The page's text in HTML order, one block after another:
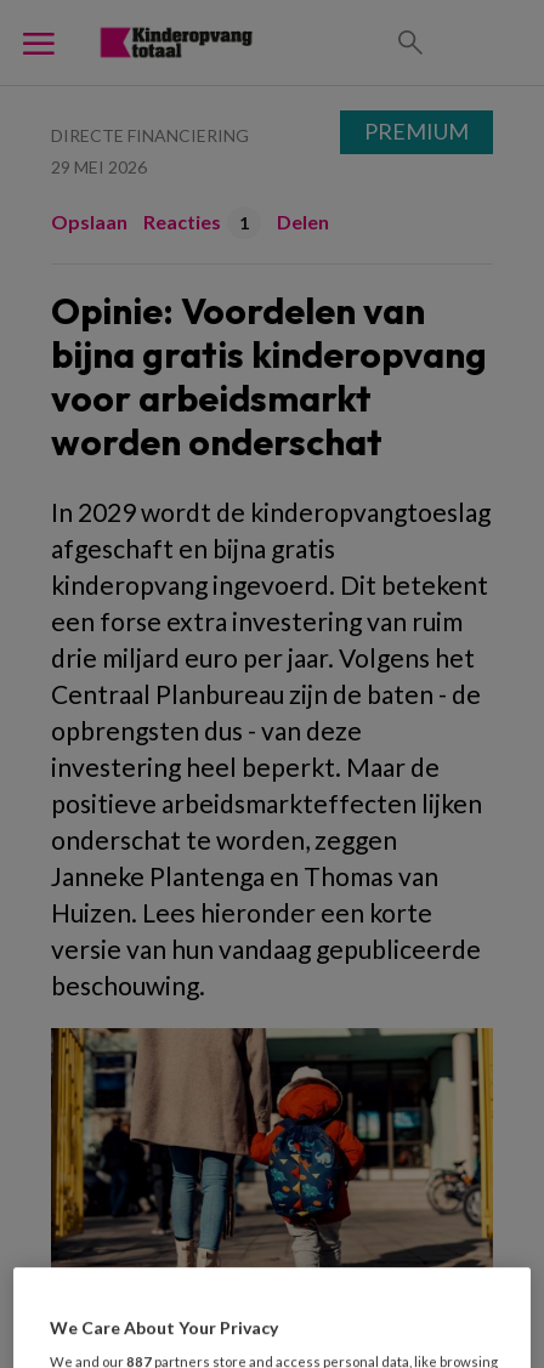
DIRECTE FINANCIERING
29 MEI 2026
Opslaan Reacties 1 Delen
Opinie: Voordelen van
bijna gratis kinderopvang
voor arbeidsmarkt
worden onderschat
In 2029 wordt de kinderopvangtoeslag
afgeschaft en bijna gratis
kinderopvang ingevoerd. Dit betekent
een forse extra investering van ruim
drie miljard euro per jaar. Volgens het
Centraal Planbureau zijn de baten - de
opbrengsten dus - van deze
investering heel beperkt. Maar de
positieve arbeidsmarkteffecten lijken
onderschat te worden, zeggen
Janneke Plantenga en Thomas van
Huizen. Lees hieronder een korte
versie van hun vandaag gepubliceerde
beschouwing.
AdobeStock
PREMIUM
We Care About Your Privacy
We and our887 partners store and access personal data, like browsing